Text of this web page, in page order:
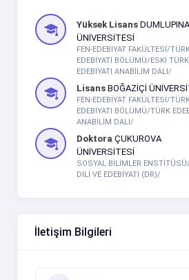
Yüksek Lisans
ÜNİVERSİTESİ
FEN-EDEBİYAT FAKÜLTESİ/
EDEBİYATI BÖLÜMÜ/ESKİ TÜRK
EDEBİYATI ANABİLİM DALI/
LisansBOĞAZİÇİ
FEN-EDEBİYAT FAKÜLTESİ/
EDEBİYATI BÖLÜMÜ/TÜRK
ANABİLİM DALI/
DoktoraÇUKUROVA
ÜNİVERSİTESİ
SOSYAL BİLİMLER
DİLİ VE EDEBİYATI (DR)/
İletişim Bilgileri